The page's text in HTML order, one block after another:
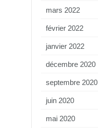
mars 2022
février 2022
janvier 2022
décembre 2020
septembre 2020
juin 2020
mai 2020